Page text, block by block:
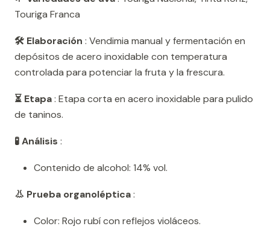
Touriga Franca
🛠️ Elaboración : Vendimia manual y fermentación en
depósitos de acero inoxidable con temperatura
controlada para potenciar la fruta y la frescura.
⏳ Etapa: Etapa corta en acero inoxidable para pulido
de taninos.
🧪 Análisis :
Contenido de alcohol: 14% vol.
👃 Prueba organoléptica:
Color: Rojo rubí con reflejos violáceos.